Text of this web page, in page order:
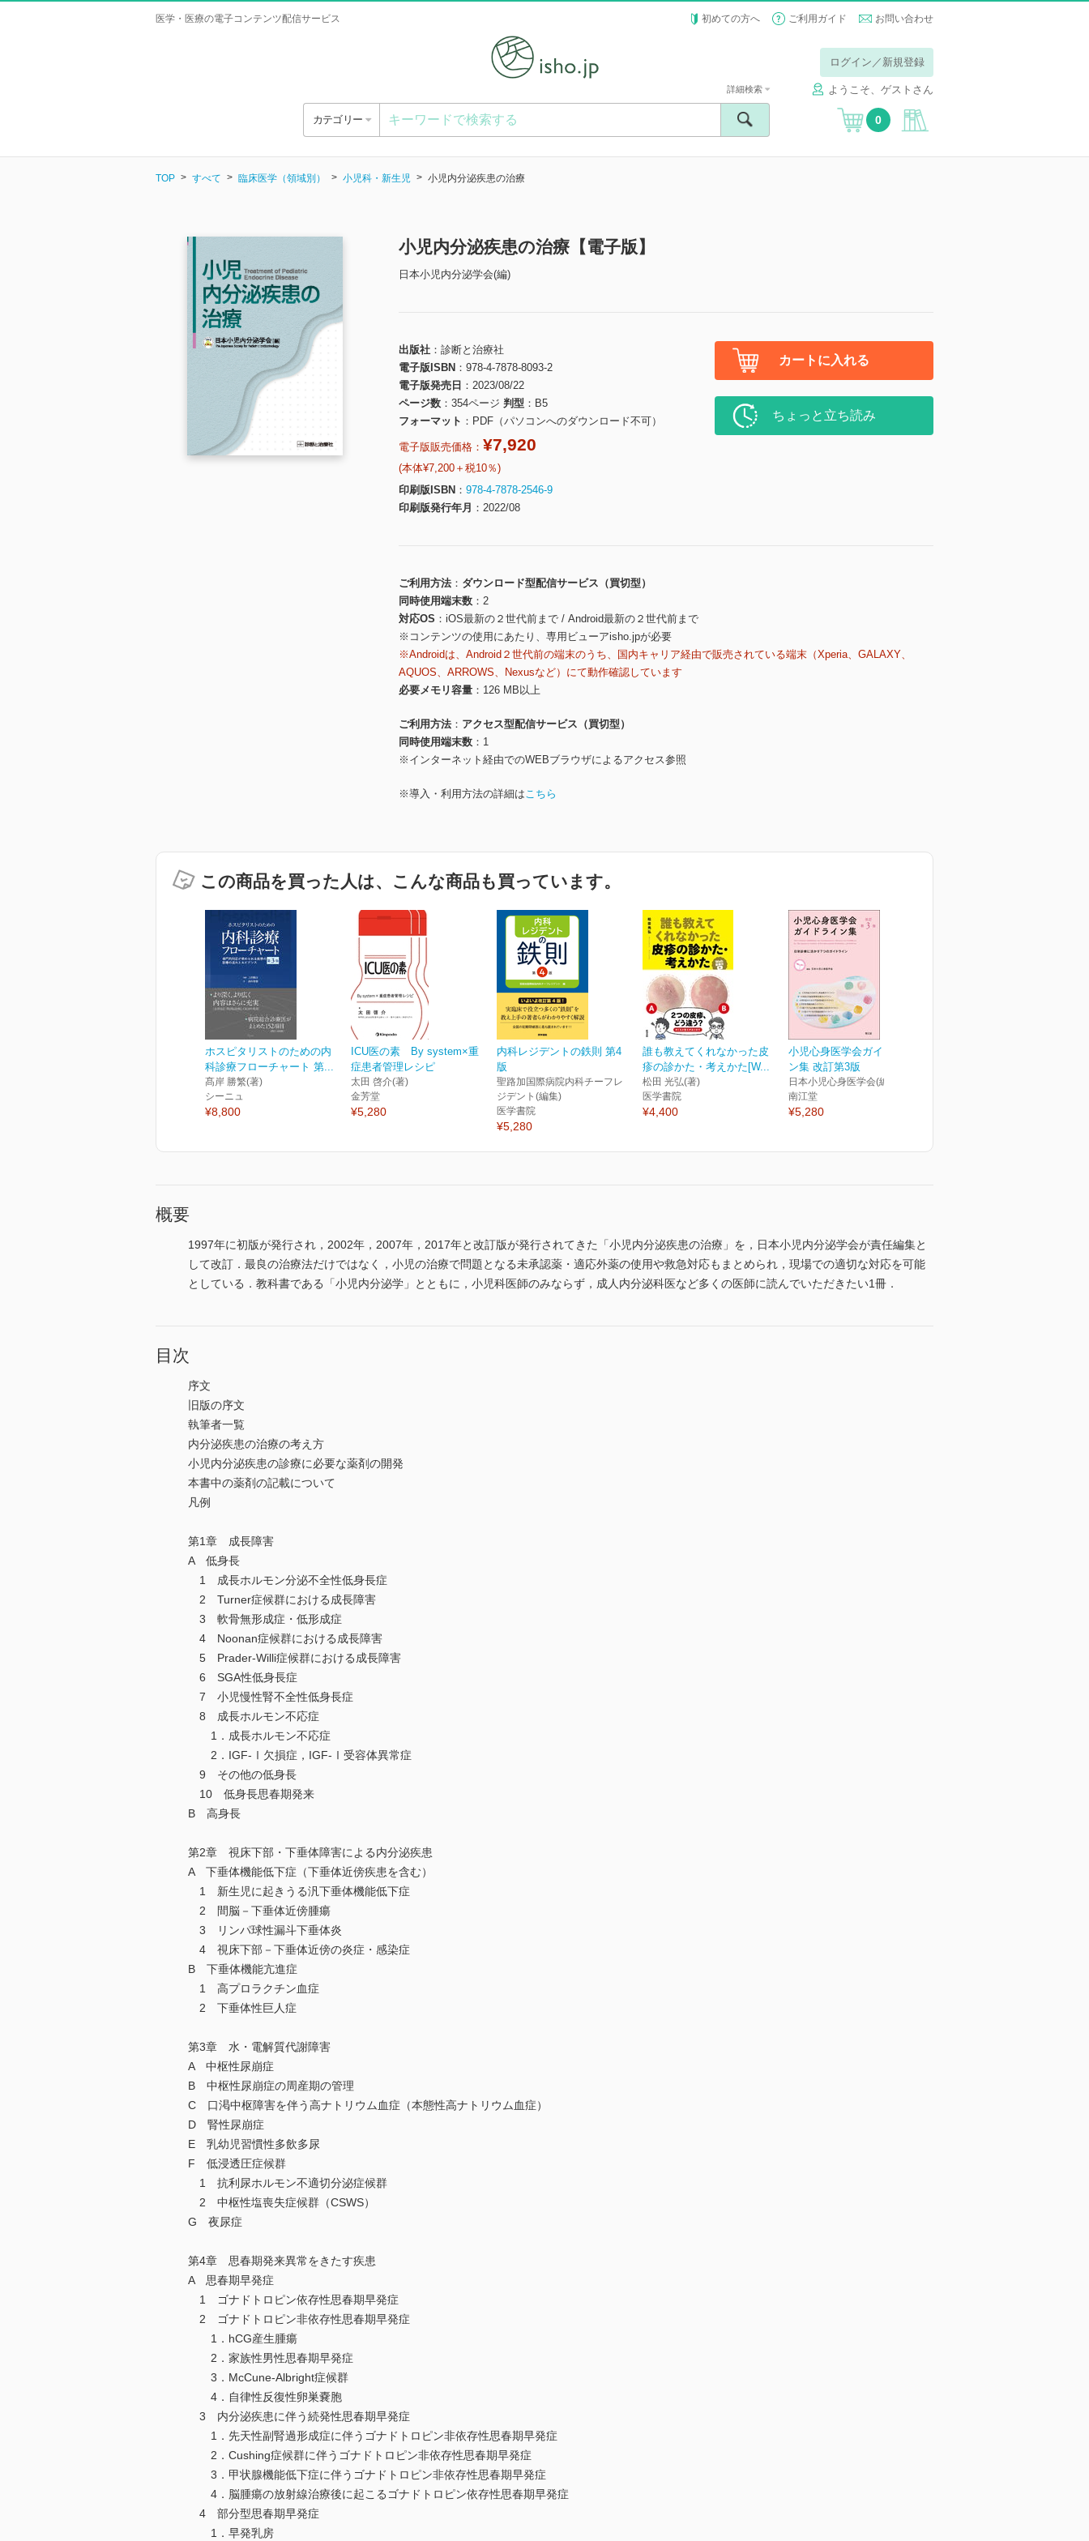
医学・医療の電子コンテンツ配信サービス 初めての方へ ご利用ガイド お問い合わせ
ログイン／新規登録
ようこそ、ゲストさん
カテゴリー
詳細検索
0
TOP すべて 臨床医学（領域別） 小児科・新生児 小児内分泌疾患の治療
小児内分泌疾患の治療【電子版】
日本小児内分泌学会(編)
出版社
診断と治療社
電子版ISBN
978-4-7878-8093-2
電子版発売日
2023/08/22
ページ数
354ページ 判型
B5
フォーマット
PDF（パソコンへのダウンロード不可）
電子版販売価格： ¥7,920
(本体¥7,200＋税10％)
印刷版ISBN
978-4-7878-2546-9
印刷版発行年月
2022/08
カートに入れる
ちょっと立ち読み
ご利用方法
ダウンロード型配信サービス（買切型）
同時使用端末数
2
対応OS
iOS最新の２世代前まで / Android最新の２世代前まで
※コンテンツの使用にあたり、専用ビューアisho.jpが必要
※Androidは、Android２世代前の端末のうち、国内キャリア経由で販売されている端末（Xperia、GALAXY、
AQUOS、ARROWS、Nexusなど）にて動作確認しています
必要メモリ容量
126 MB以上
ご利用方法
アクセス型配信サービス（買切型）
同時使用端末数
1
※インターネット経由でのWEBブラウザによるアクセス参照
※導入・利用方法の詳細はこちら
この商品を買った人は、こんな商品も買っています。
ホスピタリストのための内
科診療フローチャート 第...
髙岸 勝繁(著)
シーニュ
¥8,800
ICU医の素 By system×重
症患者管理レシピ
太田 啓介(著)
金芳堂
¥5,280
内科レジデントの鉄則 第4
版
聖路加国際病院内科チーフレ
ジデント(編集)
医学書院
¥5,280
誰も教えてくれなかった皮
疹の診かた・考えかた[W...
松田 光弘(著)
医学書院
¥4,400
小児心身医学会ガイドライ
ン集 改訂第3版
日本小児心身医学会(編)
南江堂
¥5,280
概要
1997年に初版が発行され，2002年，2007年，2017年と改訂版が発行されてきた「小児内分泌疾患の治療」を，日本小児内分泌学会が責任編集と
して改訂．最良の治療法だけではなく，小児の治療で問題となる未承認薬・適応外薬の使用や救急対応もまとめられ，現場での適切な対応を可能
としている．教科書である「小児内分泌学」とともに，小児科医師のみならず，成人内分泌科医など多くの医師に読んでいただきたい1冊．
目次
序文
旧版の序文
執筆者一覧
内分泌疾患の治療の考え方
小児内分泌疾患の診療に必要な薬剤の開発
本書中の薬剤の記載について
凡例
第1章 成長障害
A 低身長
1 成長ホルモン分泌不全性低身長症
2 Turner症候群における成長障害
3 軟骨無形成症・低形成症
4 Noonan症候群における成長障害
5 Prader-Willi症候群における成長障害
6 SGA性低身長症
7 小児慢性腎不全性低身長症
8 成長ホルモン不応症
1．成長ホルモン不応症
2．IGF-Ⅰ欠損症，IGF-Ⅰ受容体異常症
9 その他の低身長
10 低身長思春期発来
B 高身長
第2章 視床下部・下垂体障害による内分泌疾患
A 下垂体機能低下症（下垂体近傍疾患を含む）
1 新生児に起きうる汎下垂体機能低下症
2 間脳－下垂体近傍腫瘍
3 リンパ球性漏斗下垂体炎
4 視床下部－下垂体近傍の炎症・感染症
B 下垂体機能亢進症
1 高プロラクチン血症
2 下垂体性巨人症
第3章 水・電解質代謝障害
A 中枢性尿崩症
B 中枢性尿崩症の周産期の管理
C 口渇中枢障害を伴う高ナトリウム血症（本態性高ナトリウム血症）
D 腎性尿崩症
E 乳幼児習慣性多飲多尿
F 低浸透圧症候群
1 抗利尿ホルモン不適切分泌症候群
2 中枢性塩喪失症候群（CSWS）
G 夜尿症
第4章 思春期発来異常をきたす疾患
A 思春期早発症
1 ゴナドトロピン依存性思春期早発症
2 ゴナドトロピン非依存性思春期早発症
1．hCG産生腫瘍
2．家族性男性思春期早発症
3．McCune-Albright症候群
4．自律性反復性卵巣嚢胞
3 内分泌疾患に伴う続発性思春期早発症
1．先天性副腎過形成症に伴うゴナドトロピン非依存性思春期早発症
2．Cushing症候群に伴うゴナドトロピン非依存性思春期早発症
3．甲状腺機能低下症に伴うゴナドトロピン非依存性思春期早発症
4．脳腫瘍の放射線治療後に起こるゴナドトロピン依存性思春期早発症
4 部分型思春期早発症
1．早発乳房